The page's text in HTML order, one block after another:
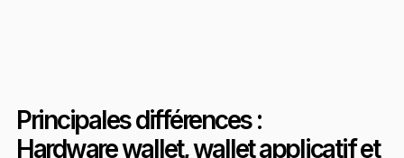
Principales différences :
Hardware wallet, wallet applicatif et